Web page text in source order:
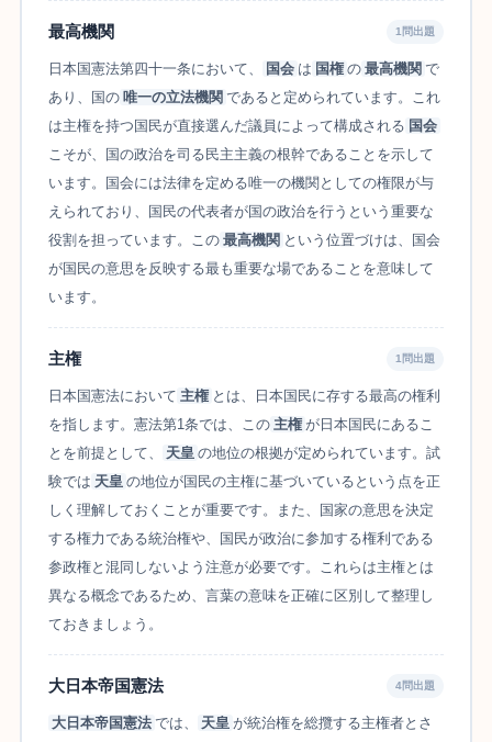
最高機関 1問出題
日本国憲法第四十一条において、 国会 は 国権 の 最高機関 で
あり、国の 唯一の立法機関 であると定められています。これ
は主権を持つ国民が直接選んだ議員によって構成される 国会
こそが、国の政治を司る民主主義の根幹であることを示して
います。国会には法律を定める唯一の機関としての権限が与
えられており、国民の代表者が国の政治を行うという重要な
役割を担っています。この 最高機関 という位置づけは、国会
が国民の意思を反映する最も重要な場であることを意味して
います。
主権 1問出題
日本国憲法において 主権 とは、日本国民に存する最高の権利
を指します。憲法第1条では、この 主権 が日本国民にあるこ
とを前提として、
天皇 の地位の根拠が定められています。試
験では 天皇 の地位が国民の主権に基づいているという点を正
しく理解しておくことが重要です。また、国家の意思を決定
する権力である統治権や、国民が政治に参加する権利である
参政権と混同しないよう注意が必要です。これらは主権とは
異なる概念であるため、言葉の意味を正確に区別して整理し
ておきましょう。
大日本帝国憲法 4問出題
大日本帝国憲法 では、 天皇 が統治権を総攬する主権者とさ